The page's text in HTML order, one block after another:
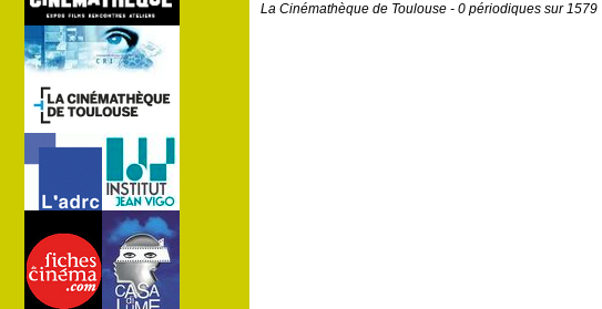
La Cinémathèque de Toulouse - 0 périodiques sur 1579